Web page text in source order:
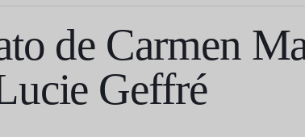
de Carmen
Geffré